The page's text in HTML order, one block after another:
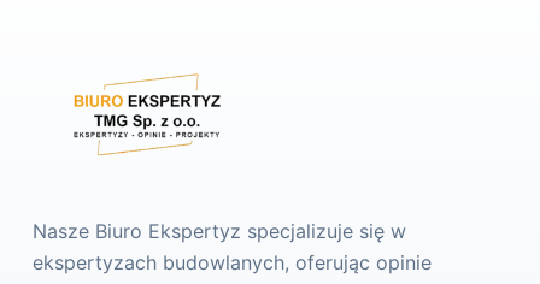
Nasze Biuro Ekspertyz specjalizuje się w
ekspertyzach budowlanych, oferując opinie